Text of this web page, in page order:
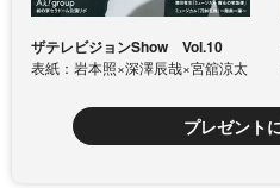
ザテレビジョンShow Vol.10
表紙：岩本照×深澤辰哉×宮舘涼太
プレゼント